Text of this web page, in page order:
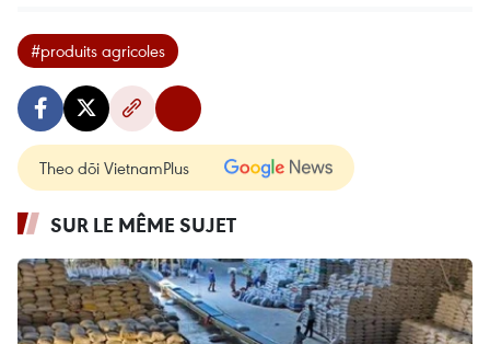
#produits agricoles
Theo dõi VietnamPlus
SUR LE MÊME SUJET